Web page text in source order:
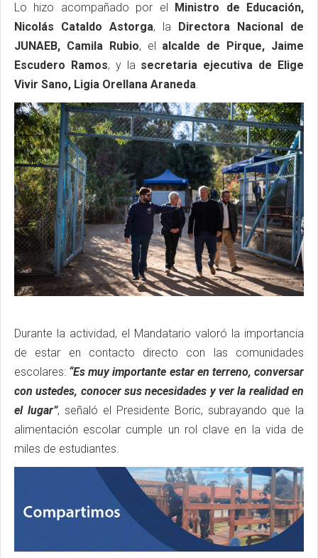
Lo hizo acompañado por el Ministro de Educación,
Nicolás Cataldo Astorga, la Directora Nacional de
JUNAEB, Camila Rubio, el alcalde de Pirque, Jaime
Escudero Ramos, y lasecretaria ejecutiva de Elige
Vivir Sano, Ligia Orellana Araneda.
Durante la actividad, el Mandatario valoró la importancia
de estar en contacto directo con las comunidades
escolares: “Es muy importante estar en terreno, conversar
con ustedes, conocer sus necesidades y ver la realidad en
el lugar”, señaló el Presidente Boric, subrayando que la
alimentación escolar cumple un rol clave en la vida de
miles de estudiantes.